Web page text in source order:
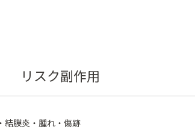
リスク副作用
結膜炎・腫れ・傷跡